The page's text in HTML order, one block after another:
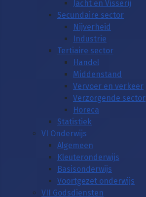
Jacht en Visserij
Secundaire sector
Nijverheid
Industrie
Tertiaire sector
Handel
Middenstand
Vervoer en verkeer
Verzorgende sector
Horeca
Statistiek
VI Onderwijs
Algemeen
Kleuteronderwijs
Basisonderwijs
Voortgezet onderwijs
VII Godsdiensten